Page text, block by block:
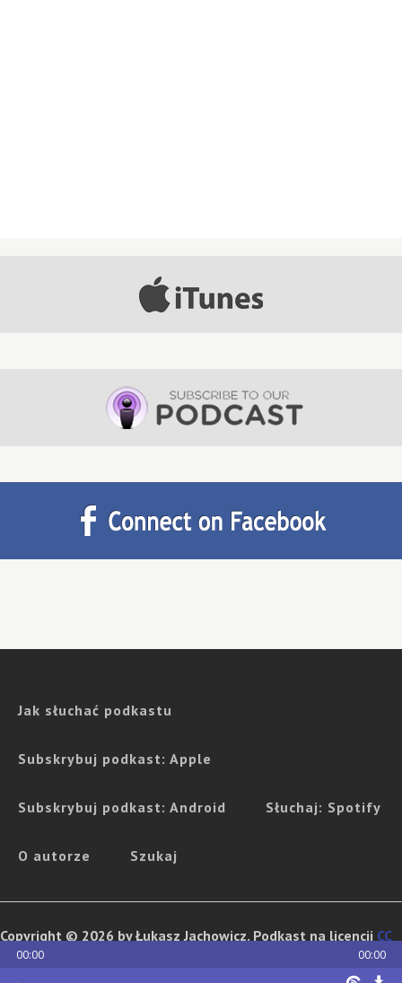
00:00 00:00
Jak słuchać podkastu
Subskrybuj podkast: Apple
Subskrybuj podkast: Android Słuchaj: Spotify
O autorze Szukaj
Copyright © 2026 by Łukasz Jachowicz. Podkast na licencji CC
BY-NC-ND
komercyjnych, zapraszam do kontaktu.